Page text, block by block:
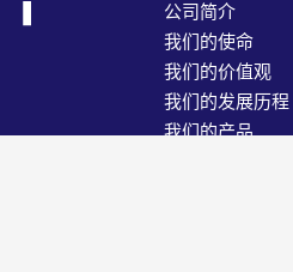
公司简介
我们的使命
我们的价值观
我们的发展历程
我们的产品